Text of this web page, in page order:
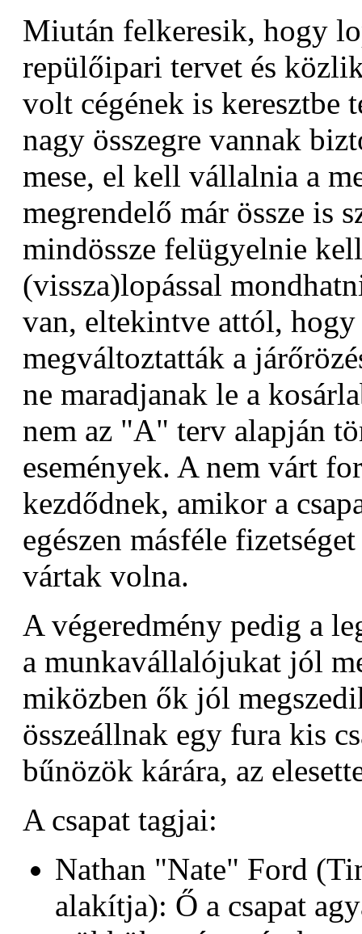
Miután felkeresik, hogy
repülőipari tervet és
volt cégének is keresztbe
nagy összegre vannak
mese, el kell vállalnia a
megrendelő már össze is
mindössze felügyelnie
(vissza)lopással
van, eltekintve attól,
megváltoztatták a
ne maradjanak le a
nem az "A" terv alapján
események. A nem várt
kezdődnek, amikor a
egészen másféle
vártak volna.
A végeredmény pedig a
a munkavállalójukat jól
miközben ők jól
összeállnak egy fura kis
bűnözök kárára, az
A csapat tagjai:
Nathan "Nate" Ford
alakítja): Ő a csapat